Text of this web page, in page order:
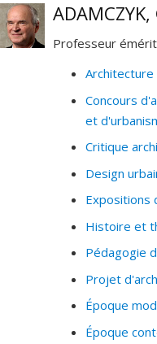
Professeur
Architecture
Concours
et
Critique
Design
Expositions
Histoire et
Pédagogie
Projet
Époque
Époque